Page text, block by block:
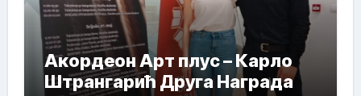
Акордеон Арт плус – Карло
Штрангарић Друга Награда